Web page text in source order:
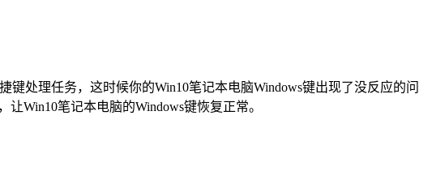
处理任务，这时候你的Win10笔记本电脑Windows键出现了没反应的问
Win10笔记本电脑的Windows键恢复正常。